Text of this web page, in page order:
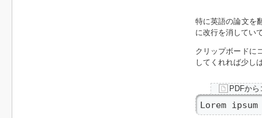
特に英語の論文を
に改行を消してい
クリップボードに
してくれれば少し
PDFか
Lorem